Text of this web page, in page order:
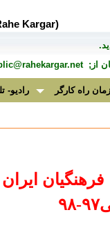
Kargar)
از;
راه کارگر رادیو-
فرهنگيان ایران